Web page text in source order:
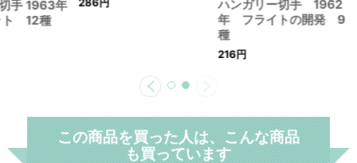
手 1963年
ト 12種
ハンガリー切手 1962
年 フライトの開発 9
種
216円
この商品を買った人は、こんな商品
も買っています